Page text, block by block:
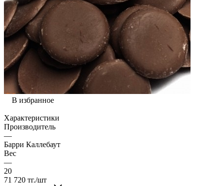
В избранное
Характеристики
Производитель
—
Барри Каллебаут
Вес
—
20
71 720 тг./шт